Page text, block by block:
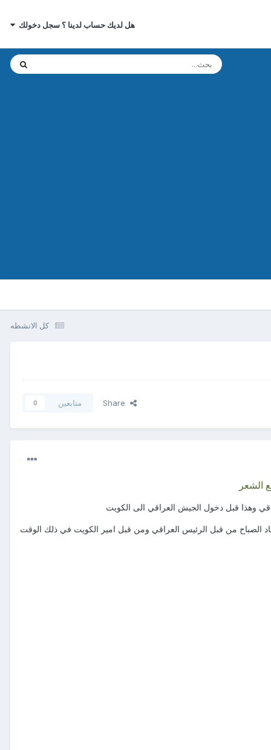
هل لديك حساب لدينا ؟ سجل دخولك
كل الانشطه
متابعين 0
الشعر
وهذا قبل دخول الجيش العراقي الى الكويت
الصباح من قبل الرئيس العراقي ومن قبل امير الكويت في ذلك الوقت